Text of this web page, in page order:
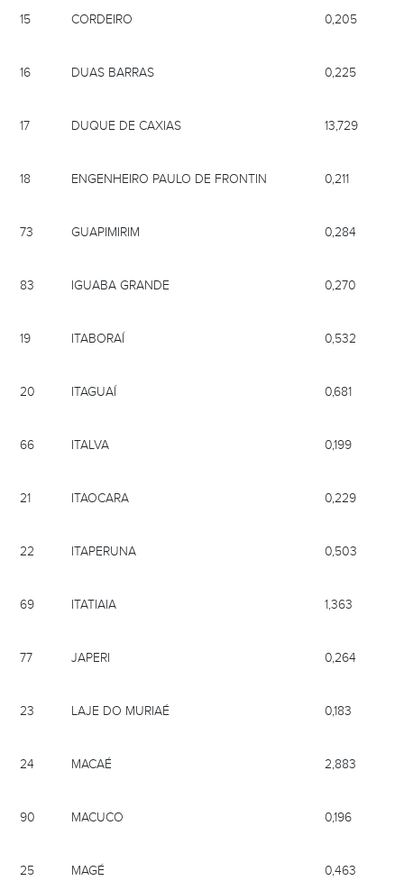
15 CORDEIRO 0,205
16 DUAS BARRAS 0,225
17 DUQUE DE CAXIAS 13,729
18 ENGENHEIRO PAULO DE FRONTIN 0,211
73 GUAPIMIRIM 0,284
83 IGUABA GRANDE 0,270
19 ITABORAÍ 0,532
20 ITAGUAÍ 0,681
66 ITALVA 0,199
21 ITAOCARA 0,229
22 ITAPERUNA 0,503
69 ITATIAIA 1,363
77 JAPERI 0,264
23 LAJE DO MURIAÉ 0,183
24 MACAÉ 2,883
90 MACUCO 0,196
25 MAGÉ 0,463